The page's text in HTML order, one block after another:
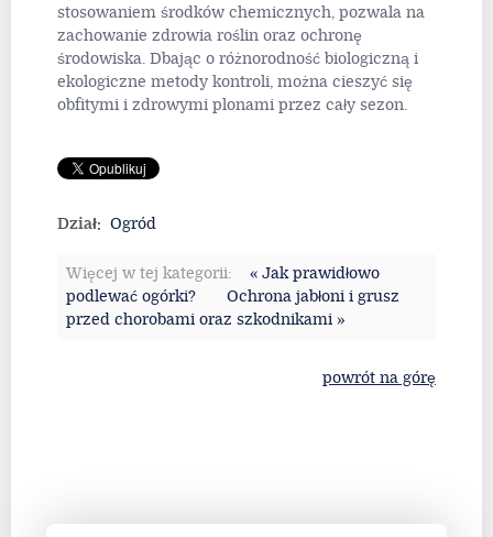
stosowaniem środków chemicznych, pozwala na
zachowanie zdrowia roślin oraz ochronę
środowiska. Dbając o różnorodność biologiczną i
ekologiczne metody kontroli, można cieszyć się
obfitymi i zdrowymi plonami przez cały sezon.
Dział: Ogród
Więcej w tej kategorii:
« Jak prawidłowo
podlewać ogórki?
Ochrona jabłoni i grusz
przed chorobami oraz szkodnikami »
powrót na górę